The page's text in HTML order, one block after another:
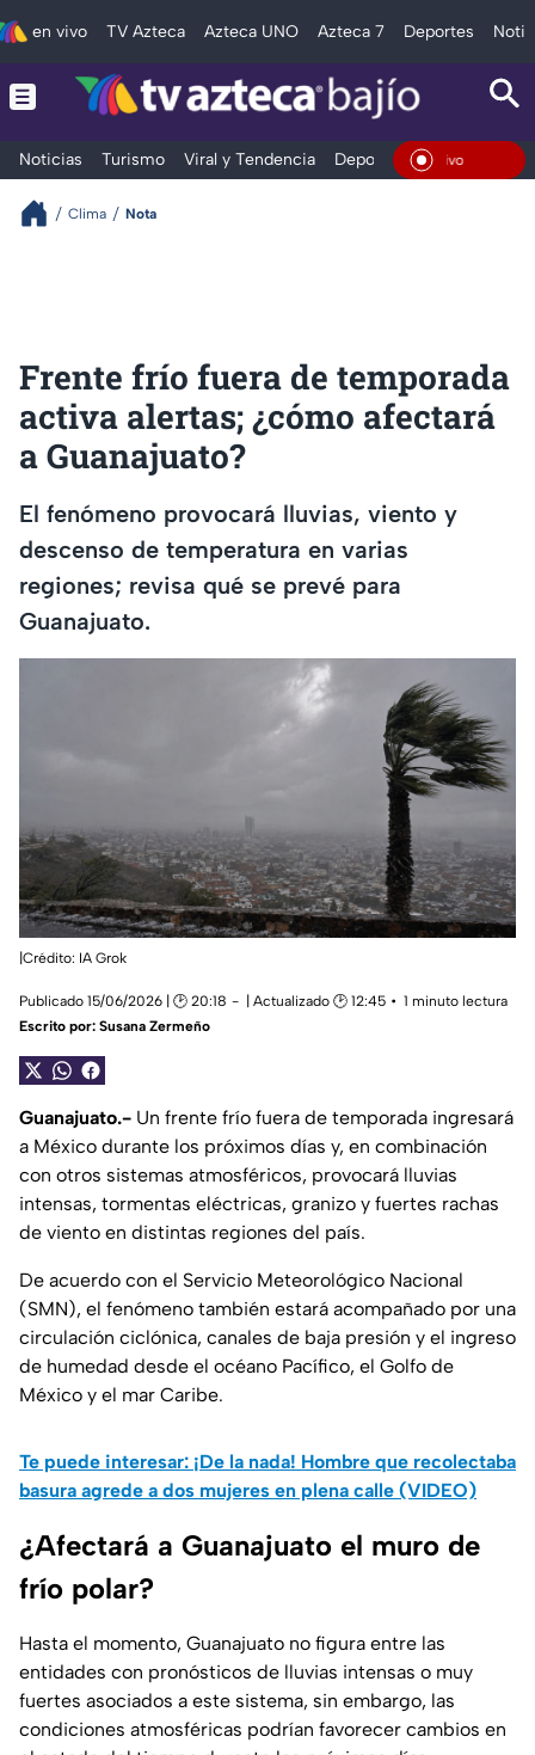
en vivo TV Azteca Azteca UNO Azteca 7 Deportes
Noticias Turismo Viral y Tendencia Deportes Espectáculos
En
Clima Nota
Frente frío fuera de temporada
activa alertas; ¿cómo afectará
a Guanajuato?
El fenómeno provocará lluvias, viento y
descenso de temperatura en varias
regiones; revisa qué se prevé para
Guanajuato.
|Crédito: IA Grok
Publicado 15/06/2026 | 🕑 20:18 | Actualizado 🕑 12:45
1 minuto lectura
Escrito por: Susana Zermeño
Guanajuato.- Un frente frío fuera de temporada ingresará
a México durante los próximos días y, en combinación
con otros sistemas atmosféricos, provocará lluvias
intensas, tormentas eléctricas, granizo y fuertes rachas
de viento en distintas regiones del país.
De acuerdo con el Servicio Meteorológico Nacional
(SMN), el fenómeno también estará acompañado por una
circulación ciclónica, canales de baja presión y el ingreso
de humedad desde el océano Pacífico, el Golfo de
México y el mar Caribe.
Te puede interesar: ¡De la nada! Hombre que recolectaba
basura agrede a dos mujeres en plena calle (VIDEO)
¿Afectará a Guanajuato el muro de
frío polar?
Hasta el momento, Guanajuato no figura entre las
entidades con pronósticos de lluvias intensas o muy
fuertes asociados a este sistema, sin embargo, las
condiciones atmosféricas podrían favorecer cambios en